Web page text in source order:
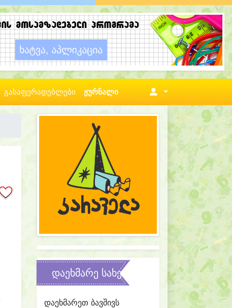
გასაფერადებლები ჟურნალი
დაეხმარე სახელის შერჩევაში
დაეხმარეთ ბავშივს